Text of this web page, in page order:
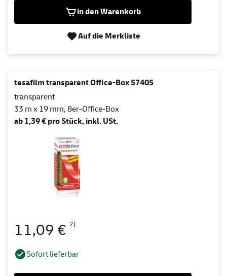
in den Warenkorb
Auf die Merkliste
tesafilm transparent Office-Box 57405
transparent
33 m x 19 mm, 8er-Office-Box
ab 1,39 € pro Stück, inkl. USt.
11,09 € 2)
Sofort lieferbar